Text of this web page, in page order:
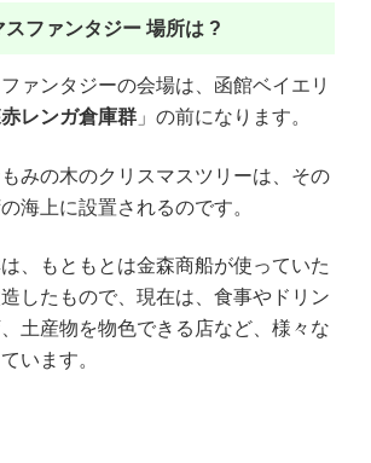
スファンタジー 場所は ?
ァンタジーの会場は、函館ベイエリ
レンガ倉庫群 」の前になります。
みの木のクリスマスツリーは、その
海上に設置されるのです。
、もともとは金森商船が使っていた
したもので、現在は、食事やドリン
土産物を物色できる店など、様々な
います。